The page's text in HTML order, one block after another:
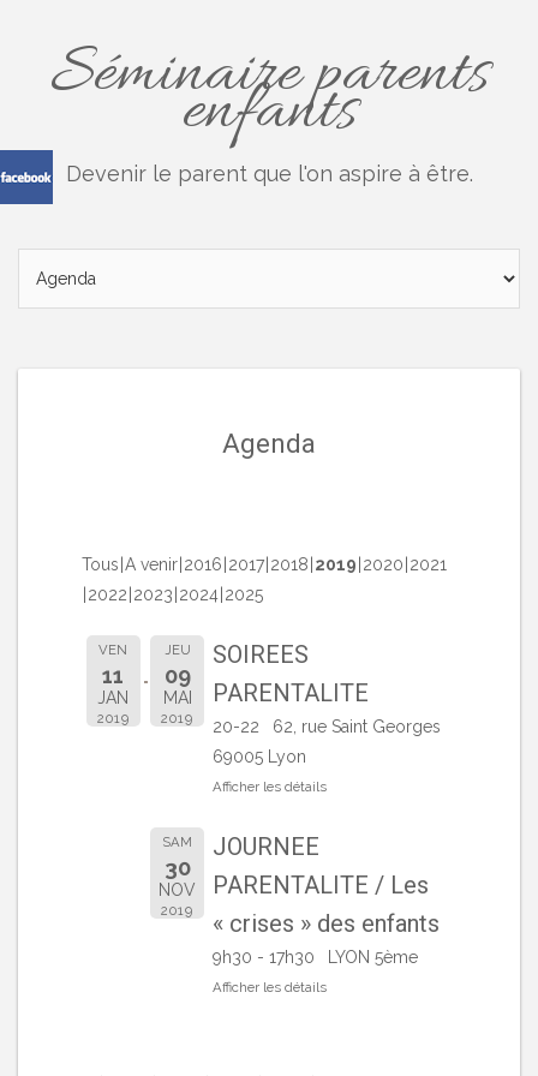
Séminaire parents
enfants
Devenir le parent que l'on aspire à être.
Agenda
Tous A venir 2016 2017 2018 2019 2020 2021
2022 2023 2024 2025
VEN
11
JAN
2019
JEU
09
MAI
2019
SOIREES
PARENTALITE
20-22
62, rue Saint Georges
69005 Lyon
Afficher les détails
SAM
30
NOV
2019
JOURNEE
PARENTALITE / Les
« crises » des enfants
9h30 - 17h30 LYON 5ème
Afficher les détails